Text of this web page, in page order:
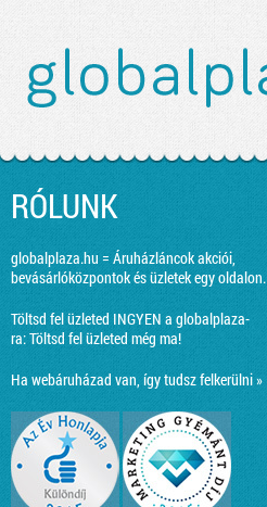
RÓLUNK
globalplaza.hu = Áruházláncok akciói,
bevásárlóközpontok és üzletek egy oldalon.
Töltsd fel üzleted INGYEN a globalplaza-
ra:Töltsd fel üzleted még ma!
Ha webáruházad van, így tudsz felkerülni »